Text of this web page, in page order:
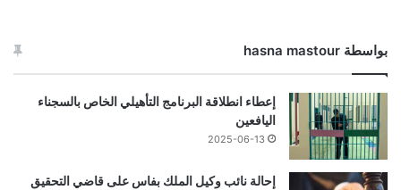
بواسطة hasna mastour
إعطاء انطلاقة البرنامج التأهيلي الخاص بالسجناء
اليافعين
2025-06-13
إحالة نائب وكيل الملك بفاس على قاضي التحقيق